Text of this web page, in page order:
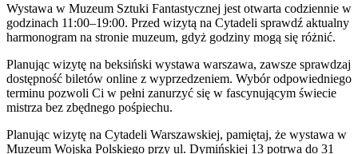
Wystawa w Muzeum Sztuki Fantastycznej jest otwarta codziennie w
godzinach 11:00–19:00. Przed wizytą na Cytadeli sprawdź aktualny
harmonogram na stronie muzeum, gdyż godziny mogą się różnić.
Planując wizytę na beksiński wystawa warszawa, zawsze sprawdzaj
dostępność biletów online z wyprzedzeniem. Wybór odpowiedniego
terminu pozwoli Ci w pełni zanurzyć się w fascynującym świecie
mistrza bez zbędnego pośpiechu.
Planując wizytę na Cytadeli Warszawskiej, pamiętaj, że wystawa w
Muzeum Wojska Polskiego przy ul. Dymińskiej 13 potrwa do 31